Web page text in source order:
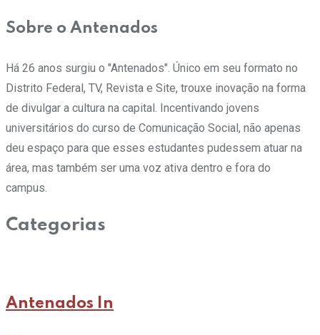
Sobre o Antenados
Há 26 anos surgiu o "Antenados". Único em seu formato no
Distrito Federal, TV, Revista e Site, trouxe inovação na forma
de divulgar a cultura na capital. Incentivando jovens
universitários do curso de Comunicação Social, não apenas
deu espaço para que esses estudantes pudessem atuar na
área, mas também ser uma voz ativa dentro e fora do
campus.
Categorias
Antenados In